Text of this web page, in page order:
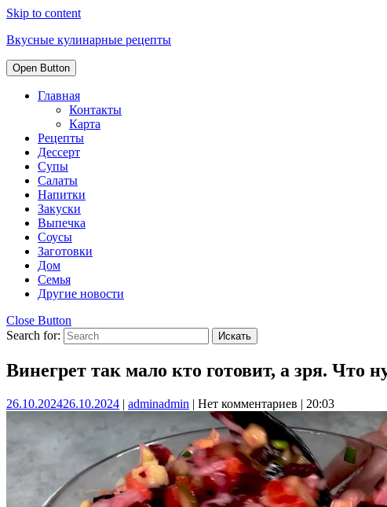
Skip to content
Вкусные кулинарные рецепты
Open Button
Главная
Контакты
Карта
Рецепты
Дессерт
Супы
Салаты
Напитки
Закуски
Выпечка
Соусы
Заготовки
Дом
Семья
Другие новости
Close Button
Search for:
Винегрет так мало кто готовит, а зря. Что
26.10.202426.10.2024 | adminadmin | Нет комментариев | 20:03